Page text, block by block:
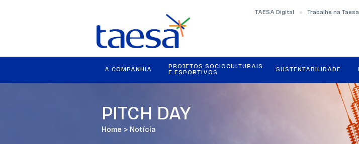
TAESA Digital Trabalhe na Taesa
A COMPANHIA
PROJETOS SOCIOCULTURAIS
E ESPORTIVOS
SUSTENTABILIDADE
PITCH DAY
Home > Notícia